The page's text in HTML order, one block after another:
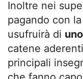
Inoltre nei
pagando con
usufruirà di
catene
principali